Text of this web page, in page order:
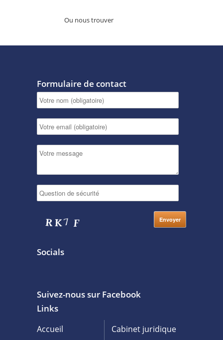
Ou nous trouver
Formulaire de contact
Socials
Suivez-nous sur Facebook
Links
Accueil
Cabinet juridique